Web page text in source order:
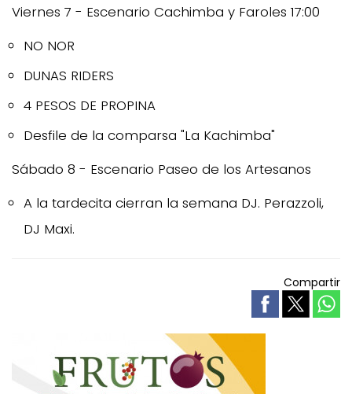
Viernes 7 - Escenario Cachimba y Faroles 17:00
NO NOR
DUNAS RIDERS
4 PESOS DE PROPINA
Desfile de la comparsa "La Kachimba"
Sábado 8 - Escenario Paseo de los Artesanos
A la tardecita cierran la semana DJ. Perazzoli,
DJ Maxi.
Compartir